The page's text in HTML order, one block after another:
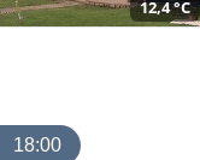
12,4 °C
18:00